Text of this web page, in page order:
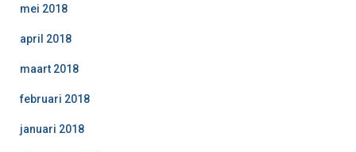
mei 2018
april 2018
maart 2018
februari 2018
januari 2018